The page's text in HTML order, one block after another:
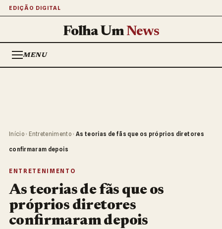
EDIÇÃO DIGITAL
Folha UmNews
MENU
Início › Entretenimento › As teorias de fãs que os próprios diretores
confirmaram depois
ENTRETENIMENTO
As teorias de fãs que os
próprios diretores
confirmaram depois